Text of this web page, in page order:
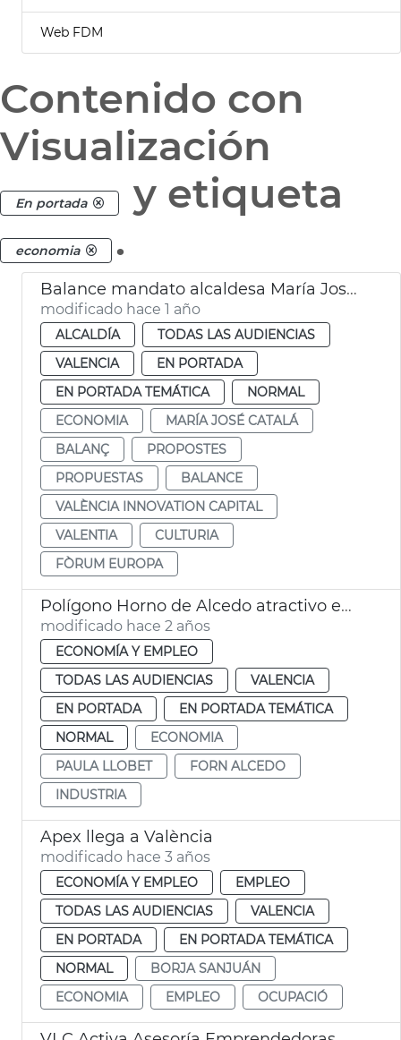
Web FDM
Contenido con
Visualización
En portada y etiqueta
economia .
Balance mandato alcaldesa María José Catalá Forum Europa
modificado hace 1 año
ALCALDÍA
TODAS LAS AUDIENCIAS
VALENCIA
EN PORTADA
EN PORTADA TEMÁTICA
NORMAL
ECONOMIA
MARÍA JOSÉ CATALÁ
BALANÇ
PROPOSTES
PROPUESTAS
BALANCE
VALÈNCIA INNOVATION CAPITAL
VALENTIA
CULTURIA
FÒRUM EUROPA
Polígono Horno de Alcedo atractivo empresas
modificado hace 2 años
ECONOMÍA Y EMPLEO
TODAS LAS AUDIENCIAS
VALENCIA
EN PORTADA
EN PORTADA TEMÁTICA
NORMAL
ECONOMIA
PAULA LLOBET
FORN ALCEDO
INDUSTRIA
Apex llega a València
modificado hace 3 años
ECONOMÍA Y EMPLEO
EMPLEO
TODAS LAS AUDIENCIAS
VALENCIA
EN PORTADA
EN PORTADA TEMÁTICA
NORMAL
BORJA SANJUÁN
ECONOMIA
EMPLEO OCUPACIÓ